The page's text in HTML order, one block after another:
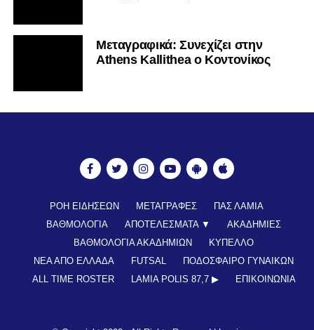
Mεταγραφικά: Συνεχίζει στην
Athens Kallithea ο Κοντονίκος
ΡΟΗ ΕΙΔΗΣΕΩΝ ΜΕΤΑΓΡΑΦΕΣ
ΠΑΣ ΛΑΜΙΑ
ΒΑΘΜΟΛΟΓΙΑ
ΑΠΟΤΕΛΕΣΜΑΤΑ ▼
ΑΚΑΔΗΜΙΕΣ
ΒΑΘΜΟΛΟΓΙΑ ΑΚΑΔΗΜΙΩΝ
ΚΥΠΕΛΛΟ
ΝΕΑ ΑΠΟ ΕΛΛΑΔΑ
FUTSAL
ΠΟΔΟΣΦΑΙΡΟ ΓΥΝΑΙΚΩΝ
ALL TIME ROSTER
LAMIA POLIS 87,7 ▶︎ ΕΠΙΚΟΙΝΩΝΊΑ